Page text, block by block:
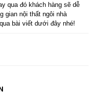
qua đó khách hàng sẽ dễ
gian nội thất ngôi nhà
bài viết dưới đây nhé!